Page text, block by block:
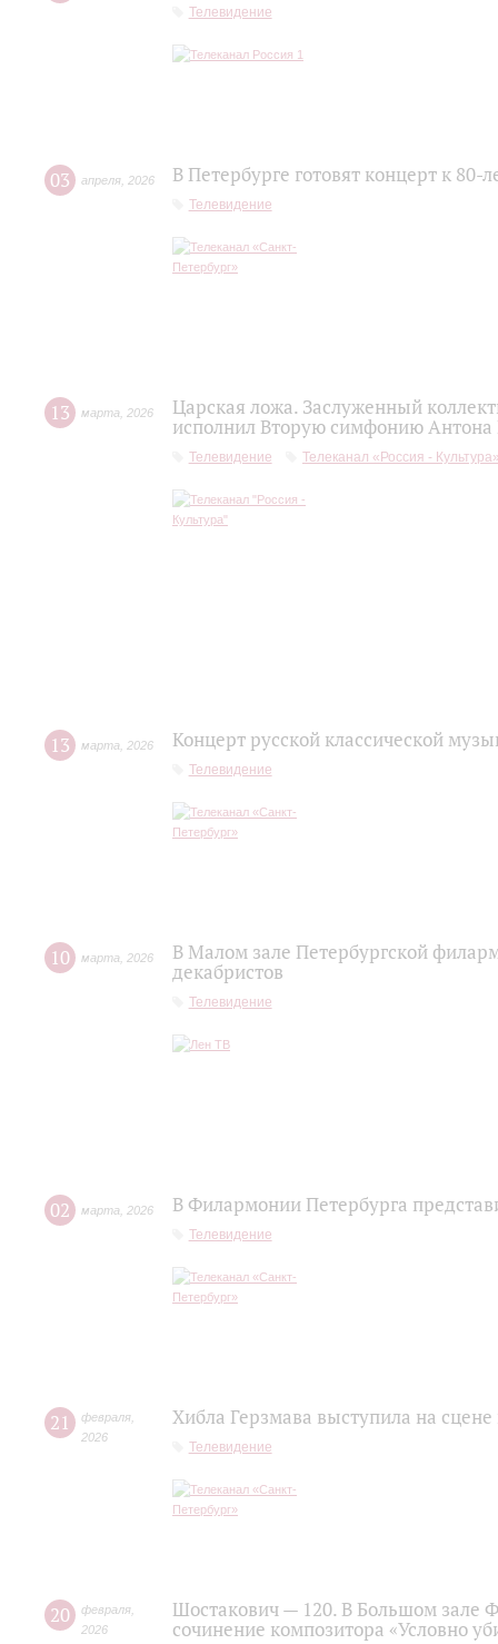
Телевидение
03 апреля 2026 В Петербурге готовят концерт к
Телевидение
13 марта 2026
Царская ложа. Заслуженный
исполнил Вторую симфонию Антона
Телевидение Телеканал «Россия -
13 марта 2026 Концерт русской классической
Телевидение
10 марта 2026
В Малом зале Петербургской
декабристов
Телевидение
02 марта 2026 В Филармонии Петербурга
Телевидение
21 февраля
2026
Хибла Герзмава выступила на
Телевидение
20 февраля
2026
Шостакович — 120. В Большом зале
сочинение композитора «Условно